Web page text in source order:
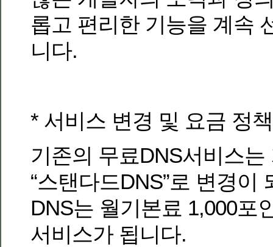
롭고 편리한 기능을 계속
니다.
* 서비스 변경 및 요금 정책
기존의 무료DNS서비스는
“스탠다드DNS”로 변경이
DNS는 월기본료 1,000포
서비스가 됩니다.